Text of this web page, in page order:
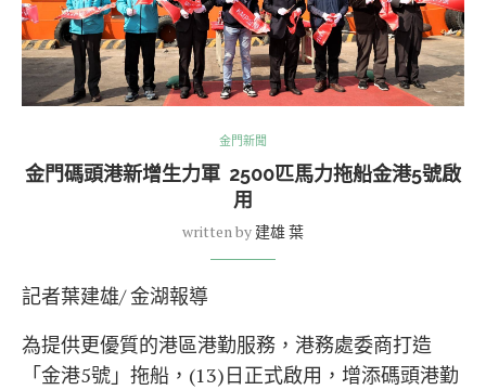
金門新聞
金門碼頭港新增生力軍 2500匹馬力拖船金港5號啟
用
written by 建雄 葉
記者葉建雄/ 金湖報導
為提供更優質的港區港勤服務，港務處委商打造
「金港5號」拖船，(13)日正式啟用，增添碼頭港勤